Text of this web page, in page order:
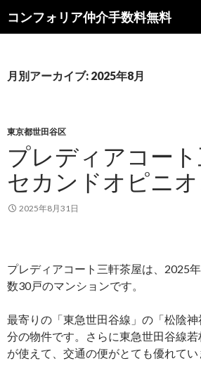
コンフォリア仲介手数料無料
索
ン
キ
月別アーカイブ: 2025年8月
東京都世田谷区
プレディアコー
セカンドオピニ
2025年8月31日
プレディアコート三軒茶屋は、2025
数30戸のマンションです。
最寄りの「東急世田谷線」の「松陰
分の物件です。さらに東急世田谷線
が使えて、交通の便がとても優れてい